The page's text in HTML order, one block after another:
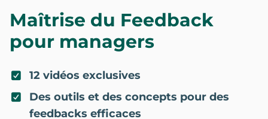
Maîtrise du Feedback
pour managers
12 vidéos exclusives
Des outils et des concepts pour des
feedbacks efficaces